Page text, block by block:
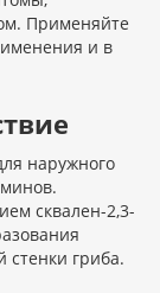
Применяйте
и в
наружного
сквален-2,3-
стенки гриба.